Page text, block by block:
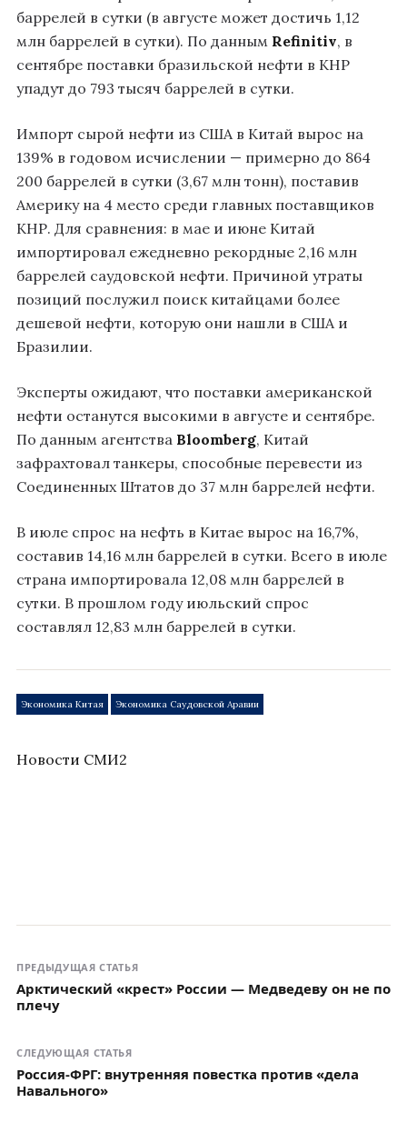
баррелей в сутки (в августе может достичь 1,12
млн баррелей в сутки). По данным Refinitiv, в
сентябре поставки бразильской нефти в КНР
упадут до 793 тысяч баррелей в сутки.
Импорт сырой нефти из США в Китай вырос на
139% в годовом исчислении — примерно до 864
200 баррелей в сутки (3,67 млн тонн), поставив
Америку на 4 место среди главных поставщиков
КНР. Для сравнения: в мае и июне Китай
импортировал ежедневно рекордные 2,16 млн
баррелей саудовской нефти. Причиной утраты
позиций послужил поиск китайцами более
дешевой нефти, которую они нашли в США и
Бразилии.
Эксперты ожидают, что поставки американской
нефти останутся высокими в августе и сентябре.
По данным агентства Bloomberg, Китай
зафрахтовал танкеры, способные перевести из
Соединенных Штатов до 37 млн баррелей нефти.
В июле cпрос на нефть в Китае вырос на 16,7%,
составив 14,16 млн баррелей в сутки. Всего в июле
страна импортировала 12,08 млн баррелей в
сутки. В прошлом году июльский спрос
составлял 12,83 млн баррелей в сутки.
Экономика Китая Экономика Саудовской Аравии
Новости СМИ2
ПРЕДЫДУЩАЯ СТАТЬЯ
Арктический «крест» России — Медведеву он не по
плечу
СЛЕДУЮЩАЯ СТАТЬЯ
Россия-ФРГ: внутренняя повестка против «дела
Навального»